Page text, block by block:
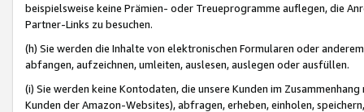
beispielsweise keine Prämien- oder Treueprogramme auflegen, die
Partner-Links zu besuchen.
(h) Sie werden die Inhalte von elektronischen Formularen oder
abfangen, aufzeichnen, umleiten, auslesen, auslegen oder ausfüllen.
(i) Sie werden keine Kontodaten, die unsere Kunden im
Kunden der Amazon-Websites), abfragen, erheben, einholen,